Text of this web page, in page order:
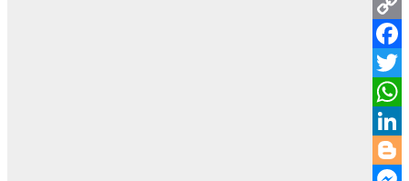
Copy
Link
Facebook
Twitter
WhatsApp
LinkedIn